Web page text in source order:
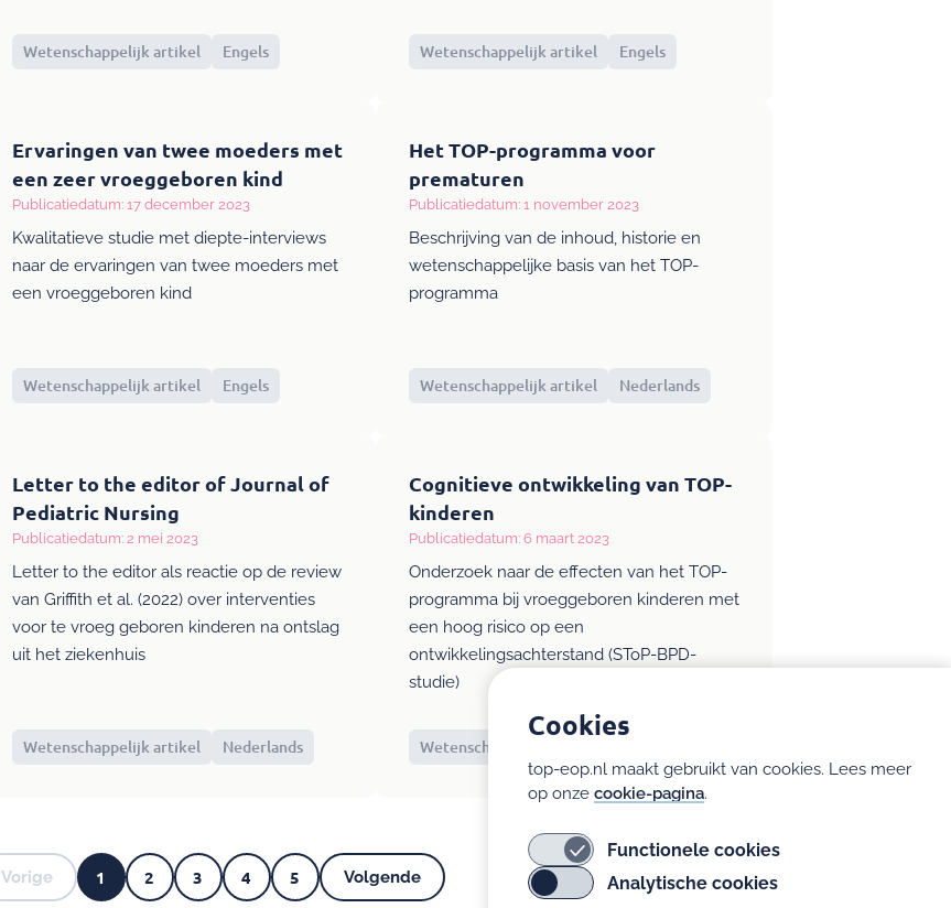
Wetenschappelijk artikel Engels Wetenschappelijk artikel Engels
Ervaringen van twee moeders met
een zeer vroeggeboren kind
Publicatiedatum: 17 december 2023
Kwalitatieve studie met diepte-interviews
naar de ervaringen van twee moeders met
een vroeggeboren kind
Wetenschappelijk artikel Engels
Het TOP-programma voor
prematuren
Publicatiedatum: 1 november 2023
Beschrijving van de inhoud, historie en
wetenschappelijke basis van het TOP-
programma
Wetenschappelijk artikel Nederlands
Letter to the editor of Journal of
Pediatric Nursing
Publicatiedatum: 2 mei 2023
Letter to the editor als reactie op de review
van Griffith et al. (2022) over interventies
voor te vroeg geboren kinderen na ontslag
uit het ziekenhuis
Wetenschappelijk artikel Nederlands
Cognitieve ontwikkeling van TOP-
kinderen
Publicatiedatum: 6 maart 2023
Onderzoek naar de effecten van het TOP-
programma bij vroeggeboren kinderen met
een hoog risico op een
ontwikkelingsachterstand (SToP-BPD-
studie)
Wetenschappelijk artikel
Vorige
Vorige
Huidige
1
Pagina
2
Pagina
3
Pagina
4
Pagina
5
Volgende
Volgende
Cookies
top-eop.nl maakt gebruikt van cookies. Lees meer
op onze cookie-pagina.
Functionele cookies
Analytische cookies